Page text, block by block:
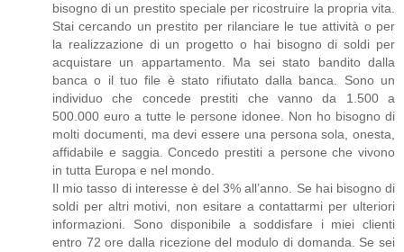
bisogno di un prestito speciale per ricostruire la propria vita.
Stai cercando un prestito per rilanciare le tue attività o per
la realizzazione di un progetto o hai bisogno di soldi per
acquistare un appartamento. Ma sei stato bandito dalla
banca o il tuo file è stato rifiutato dalla banca. Sono un
individuo che concede prestiti che vanno da 1.500 a
500.000 euro a tutte le persone idonee. Non ho bisogno di
molti documenti, ma devi essere una persona sola, onesta,
affidabile e saggia. Concedo prestiti a persone che vivono
in tutta Europa e nel mondo.
Il mio tasso di interesse è del 3% all’anno. Se hai bisogno di
soldi per altri motivi, non esitare a contattarmi per ulteriori
informazioni. Sono disponibile a soddisfare i miei clienti
entro 72 ore dalla ricezione del modulo di domanda. Se sei